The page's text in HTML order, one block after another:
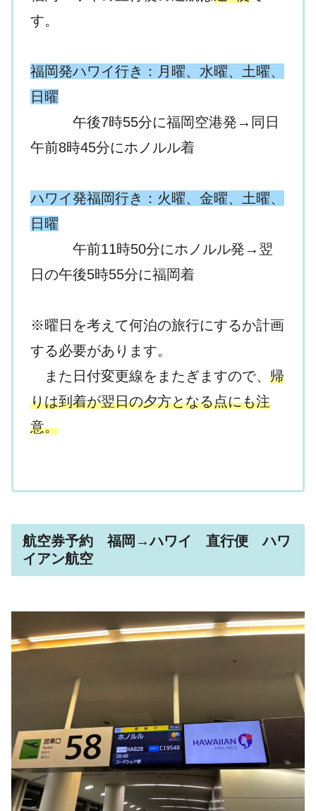
す。
福岡発ハワイ行き：月曜、水曜、土曜、
日曜
午後7時55分に福岡空港発→同日
午前8時45分にホノルル着
ハワイ発福岡行き：火曜、金曜、土曜、
日曜
午前11時50分にホノルル発→翌
日の午後5時55分に福岡着
※曜日を考えて何泊の旅行にするか計画
する必要があります。
また日付変更線をまたぎますので、 帰
りは到着が翌日の夕方となる点にも注
意。
航空券予約 福岡→ハワイ 直行便 ハワ
イアン航空